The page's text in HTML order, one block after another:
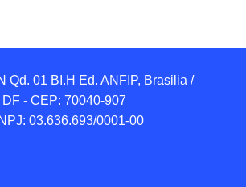
Qd. 01 BI.H Ed. ANFIP, Brasilia /
DF - CEP: 70040-907
03.636.693/0001-00